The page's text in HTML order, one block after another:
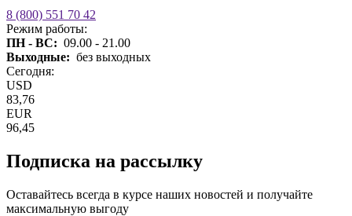
8 (800) 551 70 42
Режим работы:
ПН - ВС: 09.00 - 21.00
Выходные: без выходных
Сегодня:
USD
83,76
EUR
96,45
Подписка на рассылку
Оставайтесь всегда в курсе наших новостей и получайте
максимальную выгоду